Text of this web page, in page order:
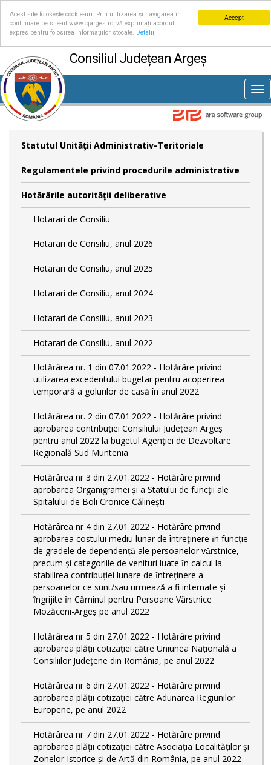
Accept
Acest site folosește cookie-uri. Prin utilizarea și navigarea în
continuare pe site-ul www.cjarges.ro, vă exprimați acordul
expres pentru folosirea informațiilor stocate.
Detalii
Consiliul Județean Argeș
Statutul Unităţii Administrativ-Teritoriale
Regulamentele privind procedurile administrative
Hotărârile autorităţii deliberative
Hotarari de Consiliu
Hotarari de Consiliu, anul 2026
Hotarari de Consiliu, anul 2025
Hotarari de Consiliu, anul 2024
Hotarari de Consiliu, anul 2023
Hotarari de Consiliu, anul 2022
Hotărârea nr. 1 din 07.01.2022 - Hotărâre privind
utilizarea excedentului bugetar pentru acoperirea
temporară a golurilor de casă în anul 2022
Hotărârea nr. 2 din 07.01.2022 - Hotărâre privind
aprobarea contribuției Consiliului Județean Argeș
pentru anul 2022 la bugetul Agenției de Dezvoltare
Regională Sud Muntenia
Hotărârea nr 3 din 27.01.2022 - Hotărâre privind
aprobarea Organigramei și a Statului de funcții ale
Spitalului de Boli Cronice Călinești
Hotărârea nr 4 din 27.01.2022 - Hotărâre privind
aprobarea costului mediu lunar de întreţinere ȋn funcție
de gradele de dependențǎ ale persoanelor vȃrstnice,
precum și categoriile de venituri luate ȋn calcul la
stabilirea contribuției lunare de ȋntreținere a
persoanelor ce sunt/sau urmeazǎ a fi internate și
ȋngrijite ȋn Căminul pentru Persoane Vârstnice
Mozăceni-Argeș pe anul 2022
Hotărârea nr 5 din 27.01.2022 - Hotărâre privind
aprobarea plății cotizației către Uniunea Națională a
Consiliilor Județene din România, pe anul 2022
Hotărârea nr 6 din 27.01.2022 - Hotărâre privind
aprobarea plății cotizației către Adunarea Regiunilor
Europene, pe anul 2022
Hotărârea nr 7 din 27.01.2022 - Hotărâre privind
aprobarea plății cotizației către Asociația Localităților și
Zonelor Istorice și de Artă din România, pe anul 2022